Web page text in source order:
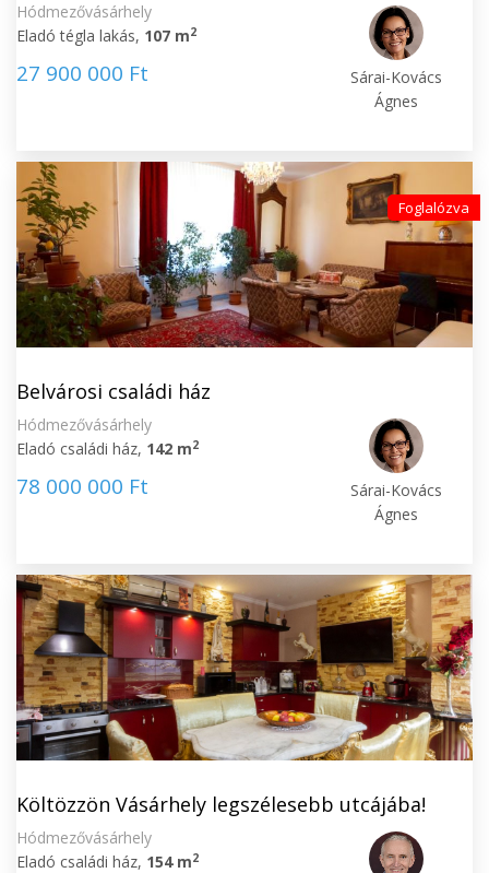
Hódmezővásárhely
Eladó tégla lakás, 107 m2
27 900 000 Ft
Sárai-Kovács
Ágnes
Foglalózva
Belvárosi családi ház
Hódmezővásárhely
Eladó családi ház, 142 m2
78 000 000 Ft
Sárai-Kovács
Ágnes
Költözzön Vásárhely legszélesebb utcájába!
Hódmezővásárhely
Eladó családi ház, 154 m2